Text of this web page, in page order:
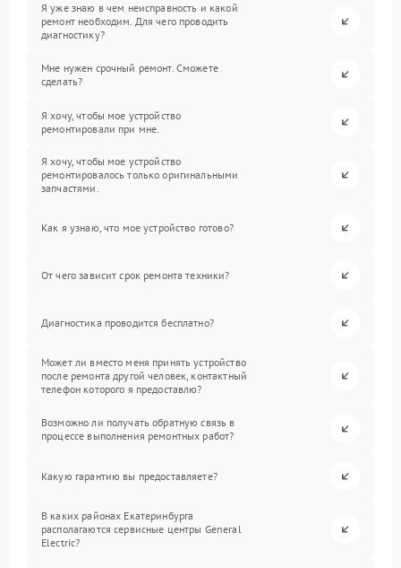
Я уже знаю в чем неисправность и какой
ремонт необходим. Для чего проводить
диагностику?
Мне нужен срочный ремонт. Сможете
сделать?
Я хочу, чтобы мое устройство
ремонтировали при мне.
Я хочу, чтобы мое устройство
ремонтировалось только оригинальными
запчастями.
Как я узнаю, что мое устройство готово?
От чего зависит срок ремонта техники?
Диагностика проводится бесплатно?
Может ли вместо меня принять устройство
после ремонта другой человек, контактный
телефон которого я предоставлю?
Возможно ли получать обратную связь в
процессе выполнения ремонтных работ?
Какую гарантию вы предоставляете?
В каких районах Екатеринбурга
располагаются сервисные центры General
Electric?